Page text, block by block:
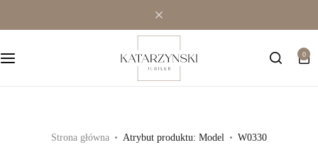
0
Strona główna Atrybut produktu: Model W0330
Premium
Naszyjniki